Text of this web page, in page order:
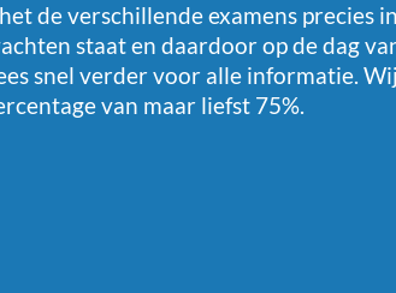
de verschillende examens precies
staat en daardoor op de dag
snel verder voor alle informatie.
van maar liefst 75%.